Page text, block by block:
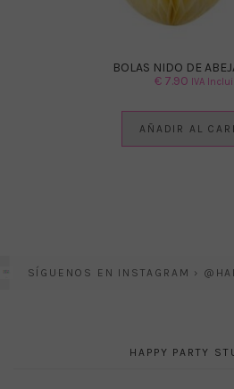
BOLAS NIDO DE
€ 7.90 IVA
AÑADIR AL
SÍGUENOS EN INSTAGRAM ›
HAPPY PARTY